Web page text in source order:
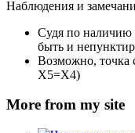
Наблюдения и
Судя по наличию
быть и
Возможно, точка
X5=X4)
More from my site